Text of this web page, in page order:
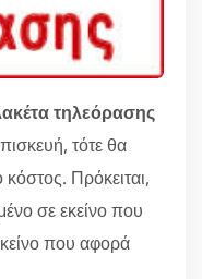
τηλεόρασης
τότε θα
Πρόκειται,
σε εκείνο που
που αφορά